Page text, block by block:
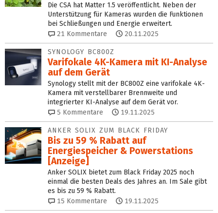
Die CSA hat Matter 1.5 veröffentlicht. Neben der
Unterstützung für Kameras wurden die Funktionen
bei Schließungen und Energie erweitert.
21 Kommentare 20.11.2025
SYNOLOGY BC800Z
Varifokale 4K-Kamera mit KI-Analyse
auf dem Gerät
Synology stellt mit der BC800Z eine varifokale 4K-
Kamera mit verstellbarer Brennweite und
integrierter KI-Analyse auf dem Gerät vor.
5 Kommentare 19.11.2025
ANKER SOLIX ZUM BLACK FRIDAY
Bis zu 59 % Rabatt auf
Energiespeicher & Powerstations
[Anzeige]
Anker SOLIX bietet zum Black Friday 2025 noch
einmal die besten Deals des Jahres an. Im Sale gibt
es bis zu 59 % Rabatt.
15 Kommentare 19.11.2025